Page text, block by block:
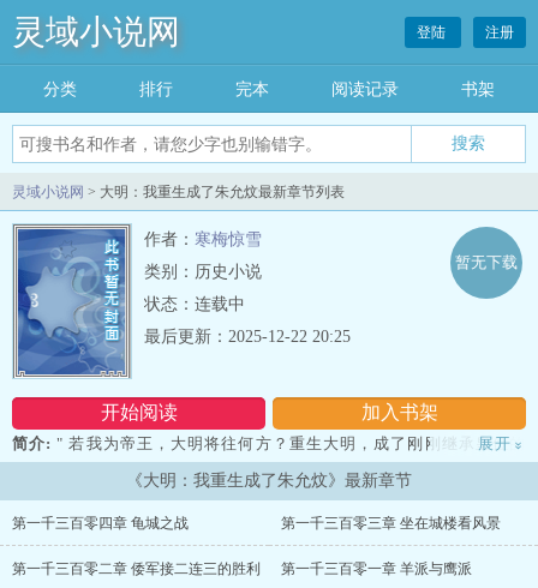
灵域小说网 登陆 注册
分类 排行 完本 阅读记录 书架
灵域小说网 > 大明：我重生成了朱允炆最新章节列表
作者： 寒梅惊雪
类别：历史小说
状态：连载中
开始阅读 加入书架
暂无下载
最后更新：2025-12-22 20:25
简介: " 若我为帝王，大明将往何方？重生大明，成了刚刚继承皇位的
建文帝朱允炆，整饬朝纲，开设内阁，裁军十万，组建新军，谋划藩
王，改良税制，推行商法，北征蒙古，收回安南，猎取琉球，改名台
湾，布局“一带一路”，路通西域，海通南洋北美，修撰《建文大
允炆，是大明帝王！" ...
展开 »
《大明：我重生成了朱允炆》最新章节
第一千三百零四章 龟城之战 第一千三百零三章 坐在城楼看风景
第一千三百零二章 倭军接二连三的胜利 第一千三百零一章 羊派与鹰派